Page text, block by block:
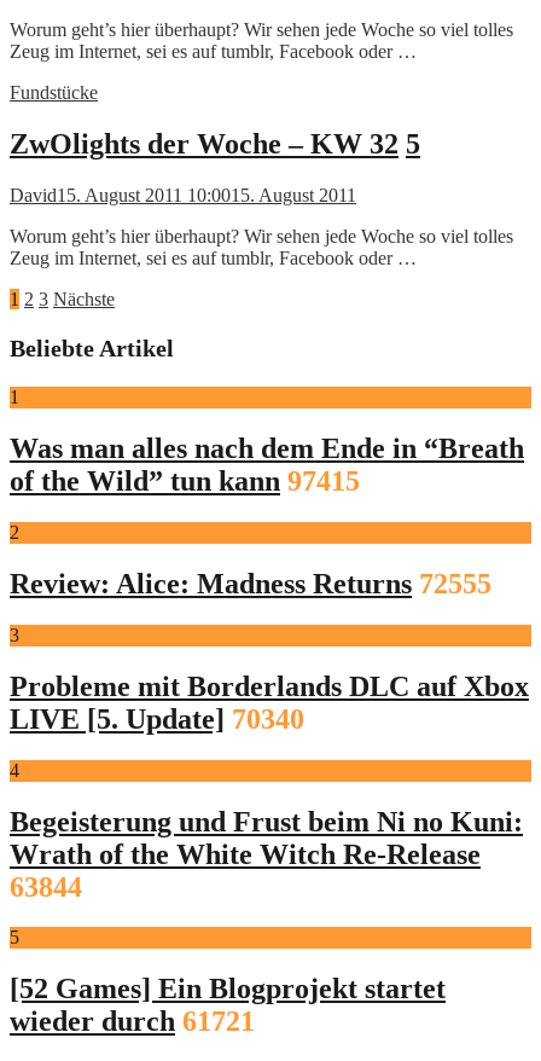
Worum geht’s hier überhaupt? Wir sehen jede Woche so viel tolles
Zeug im Internet, sei es auf tumblr, Facebook oder …
Fundstücke
ZwOlights der Woche – KW 32 5
David15. August 2011 10:0015. August 2011
Worum geht’s hier überhaupt? Wir sehen jede Woche so viel tolles
Zeug im Internet, sei es auf tumblr, Facebook oder …
Seitennummerierung
der
1 2 3 Nächste
Beliebte Artikel
1
Was man alles nach dem Ende in “Breath
of the Wild” tun kann 97415
2
Review: Alice: Madness Returns 72555
3
Probleme mit Borderlands DLC auf Xbox
LIVE [5. Update] 70340
4
Begeisterung und Frust beim Ni no Kuni:
Wrath of the White Witch Re-Release
63844
5
[52 Games] Ein Blogprojekt startet
wieder durch 61721